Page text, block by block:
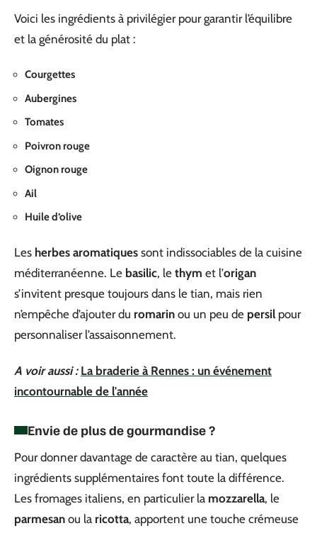
Voici les ingrédients à privilégier pour garantir l’équilibre
et la générosité du plat :
Courgettes
Aubergines
Tomates
Poivron rouge
Oignon rouge
Ail
Huile d’olive
Les herbes aromatiques sont indissociables de la cuisine
méditerranéenne. Le basilic, le thym et l’origan
s’invitent presque toujours dans le tian, mais rien
n’empêche d’ajouter du romarin ou un peu de persil pour
personnaliser l’assaisonnement.
A voir aussi : La braderie à Rennes : un événement
incontournable de l'année
Envie de plus de gourmandise ?
Pour donner davantage de caractère au tian, quelques
ingrédients supplémentaires font toute la différence.
Les fromages italiens, en particulier la mozzarella, le
parmesan ou la ricotta, apportent une touche crémeuse